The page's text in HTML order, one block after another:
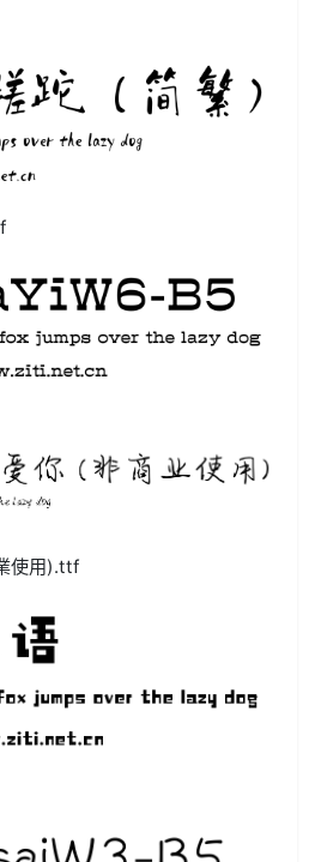
使用).ttf